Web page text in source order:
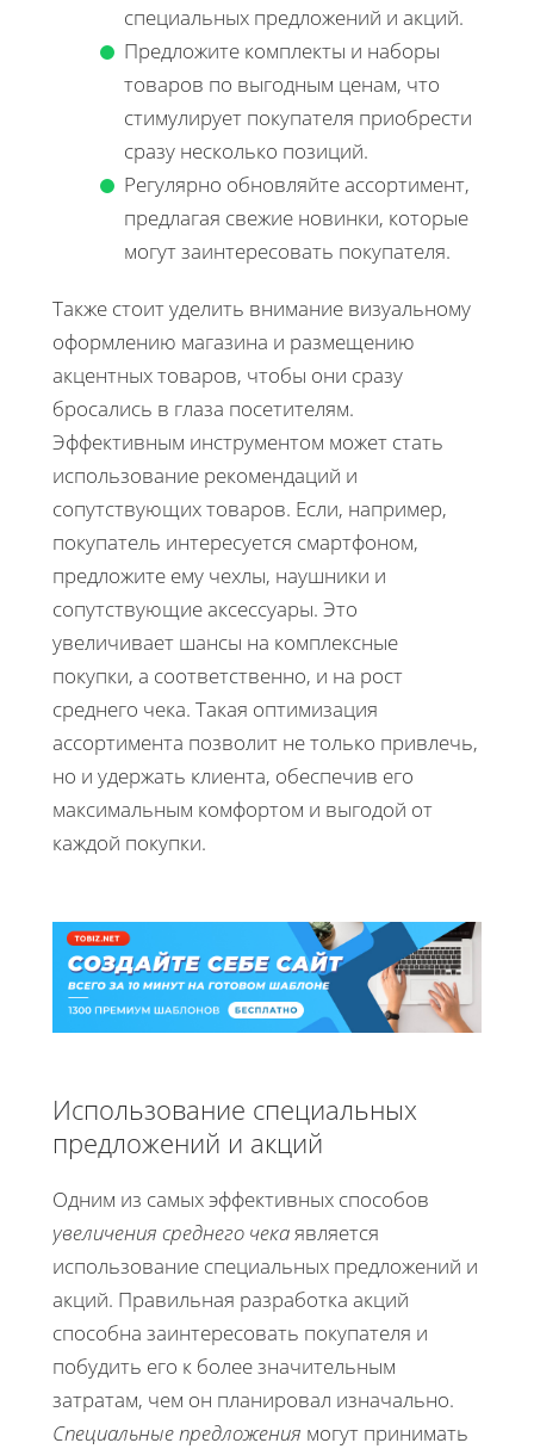
специальных предложений и акций.
Предложите комплекты и наборы
товаров по выгодным ценам, что
стимулирует покупателя приобрести
сразу несколько позиций.
Регулярно обновляйте ассортимент,
предлагая свежие новинки, которые
могут заинтересовать покупателя.
Также стоит уделить внимание визуальному
оформлению магазина и размещению
акцентных товаров, чтобы они сразу
бросались в глаза посетителям.
Эффективным инструментом может стать
использование рекомендаций и
сопутствующих товаров. Если, например,
покупатель интересуется смартфоном,
предложите ему чехлы, наушники и
сопутствующие аксессуары. Это
увеличивает шансы на комплексные
покупки, а соответственно, и на рост
среднего чека. Такая оптимизация
ассортимента позволит не только привлечь,
но и удержать клиента, обеспечив его
максимальным комфортом и выгодой от
каждой покупки.
Использование специальных
предложений и акций
Одним из самых эффективных способов
увеличения среднего чекаявляется
использование специальных предложений и
акций. Правильная разработка акций
способна заинтересовать покупателя и
побудить его к более значительным
затратам, чем он планировал изначально.
Специальные предложения могут принимать